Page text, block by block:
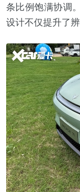
条比例饱满协调
设计不仅提升了